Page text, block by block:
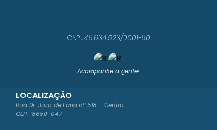
Acompanhe a gente!
LOCALIZAÇÃO
Rua Dr. Júlio de Faria nº 518 - Centro
CEP: 18650-047
CNPJ46.634.523/0001-90